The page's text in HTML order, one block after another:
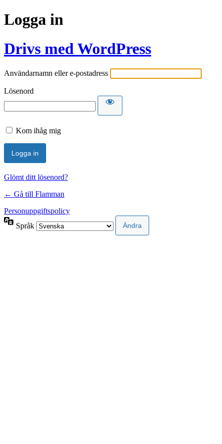
Logga in
Drivs med WordPress
Användarnamn eller e-postadress
Lösenord
Kom ihåg mig
Glömt ditt lösenord?
← Gå till Flamman
Personuppgiftspolicy
Språk